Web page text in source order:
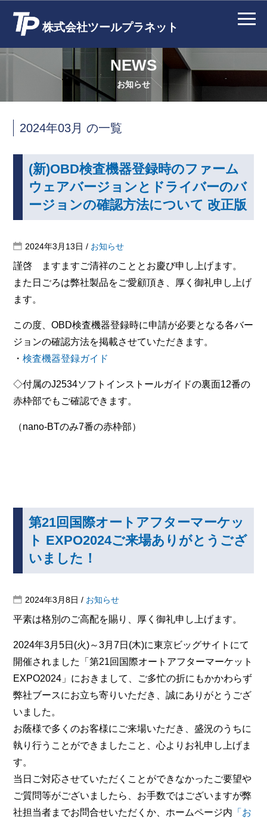
株式会社ツールプラネット
NEWS
お知らせ
2024年03月 の一覧
(新)OBD検査機器登録時のファーム
ウェアバージョンとドライバーのバ
ージョンの確認方法について 改正版
2024年3月13日 / お知らせ
謹啓 ますますご清祥のこととお慶び申し上げます。
また日ごろは弊社製品をご愛顧頂き、厚く御礼申し上げ
ます。
この度、OBD検査機器登録時に申請が必要となる各バー
ジョンの確認方法を掲載させていただきます。
・検査機器登録ガイド
◇付属のJ2534ソフトインストールガイドの裏面12番の
赤枠部でもご確認できます。
（nano-BTのみ7番の赤枠部）
第21回国際オートアフターマーケッ
ト EXPO2024ご来場ありがとうござ
いました！
2024年3月8日 / お知らせ
平素は格別のご高配を賜り、厚く御礼申し上げます。
2024年3月5日(火)～3月7日(木)に東京ビッグサイトにて
開催されました「第21回国際オートアフターマーケット
EXPO2024」におきまして、ご多忙の折にもかかわらず
弊社ブースにお立ち寄りいただき、誠にありがとうござ
いました。
お蔭様で多くのお客様にご来場いただき、盛況のうちに
執り行うことができましたこと、心よりお礼申し上げま
す。
当日ご対応させていただくことができなかったご要望や
ご質問等がございましたら、お手数ではございますが弊
社担当者までお問合せいただくか、ホームページ内 「お